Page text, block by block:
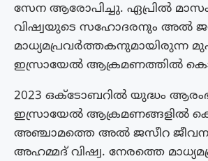
സേന ആരോപിച്ചു. ഏപ്രിൽ
വിഷ്വയുടെ സഹോദരനും അൽ
മാധ്യമപ്രവർത്തകനുമായിരുന്ന
ഇസ്രായേൽ ആക്രമണത്തിൽ
2023 ഒക്ടോബറിൽ യുദ്ധം
ഇസ്രായേൽ ആക്രമണങ്ങളിൽ
അഞ്ചാമത്തെ അൽ ജസീറ
അഹമ്മദ് വിഷ്വ. നേരത്തെ